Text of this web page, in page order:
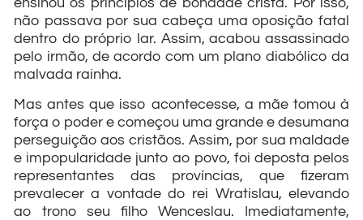
não passava por sua cabeça uma oposição fatal
dentro do próprio lar. Assim, acabou assassinado
pelo irmão, de acordo com um plano diabólico da
malvada rainha.
Mas antes que isso acontecesse, a mãe tomou à
força o poder e começou uma grande e desumana
perseguição aos cristãos. Assim, por sua maldade
e impopularidade junto ao povo, foi deposta pelos
representantes das províncias, que fizeram
prevalecer a vontade do rei Wratislau, elevando
ao trono seu filho Wenceslau. Imediatamente,